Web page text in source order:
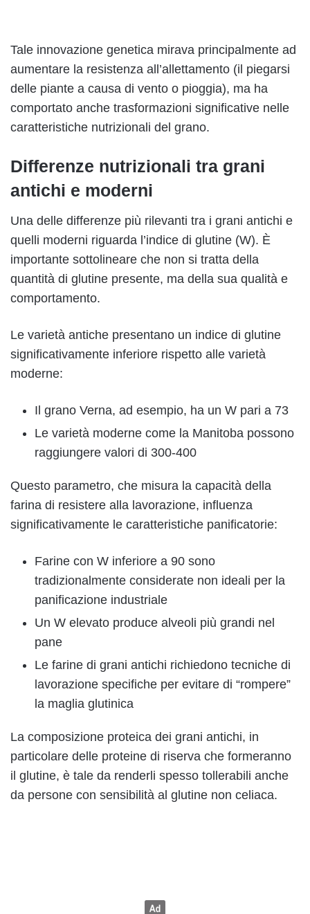
Tale innovazione genetica mirava principalmente ad
aumentare la resistenza all’allettamento (il piegarsi
delle piante a causa di vento o pioggia), ma ha
comportato anche trasformazioni significative nelle
caratteristiche nutrizionali del grano.
Differenze nutrizionali tra grani
antichi e moderni
Una delle differenze più rilevanti tra i grani antichi e
quelli moderni riguarda l’indice di glutine (W). È
importante sottolineare che non si tratta della
quantità di glutine presente, ma della sua qualità e
comportamento.
Le varietà antiche presentano un indice di glutine
significativamente inferiore rispetto alle varietà
moderne:
Il grano Verna, ad esempio, ha un W pari a 73
Le varietà moderne come la Manitoba possono
raggiungere valori di 300-400
Questo parametro, che misura la capacità della
farina di resistere alla lavorazione, influenza
significativamente le caratteristiche panificatorie:
Farine con W inferiore a 90 sono
tradizionalmente considerate non ideali per la
panificazione industriale
Un W elevato produce alveoli più grandi nel
pane
Le farine di grani antichi richiedono tecniche di
lavorazione specifiche per evitare di “rompere”
la maglia glutinica
La composizione proteica dei grani antichi, in
particolare delle proteine di riserva che formeranno
il glutine, è tale da renderli spesso tollerabili anche
da persone con sensibilità al glutine non celiaca.